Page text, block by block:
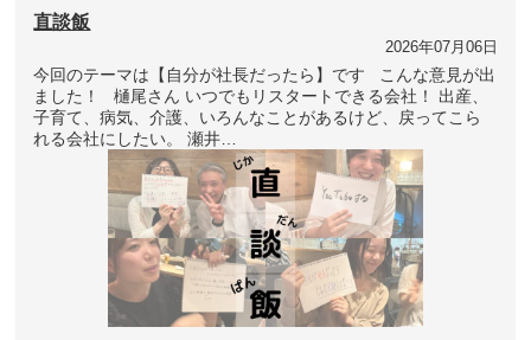
直談飯
2026年07月06日
今回のテーマは【自分が社長だったら】です こんな意見が出
ました！ 樋尾さん いつでもリスタートできる会社！ 出産、
子育て、病気、介護、いろんなことがあるけど、戻ってこら
れる会社にしたい。 瀬井…